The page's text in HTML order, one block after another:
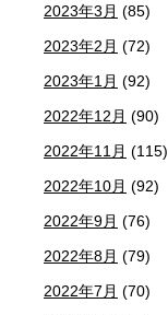
2023年3月 (85)
2023年2月 (72)
2023年1月 (92)
2022年12月 (90)
2022年11月 (115)
2022年10月 (92)
2022年9月 (76)
2022年8月 (79)
2022年7月 (70)